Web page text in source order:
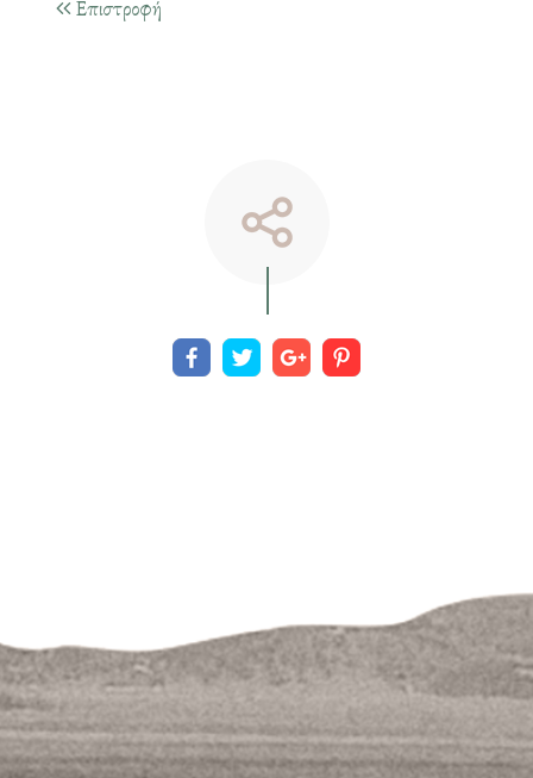
Επιστροφή